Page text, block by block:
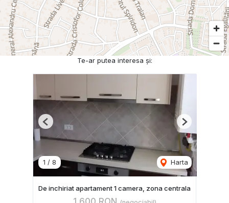
Te-ar putea interesa și:
1 / 8 Harta
Previous Next
De inchiriat apartament 1 camera, zona centrala